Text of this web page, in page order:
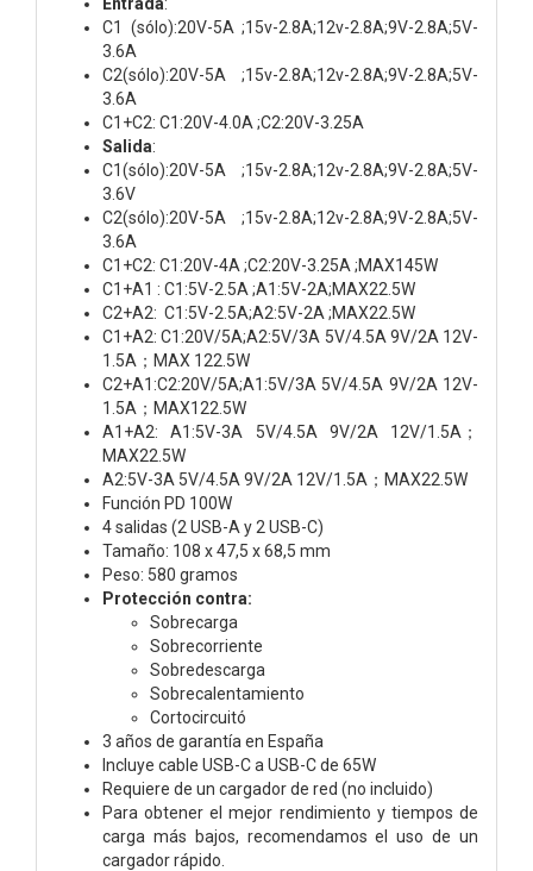
C1 (sólo):20V-5A ;15v-2.8A;12v-2.8A;9V-2.8A;5V-
3.6A
C2(sólo):20V-5A ;15v-2.8A;12v-2.8A;9V-2.8A;5V-
3.6A
C1+C2: C1:20V-4.0A ;C2:20V-3.25A
Salida:
C1(sólo):20V-5A ;15v-2.8A;12v-2.8A;9V-2.8A;5V-
3.6V
C2(sólo):20V-5A ;15v-2.8A;12v-2.8A;9V-2.8A;5V-
3.6A
C1+C2: C1:20V-4A ;C2:20V-3.25A ;MAX145W
C1+A1 : C1:5V-2.5A ;A1:5V-2A;MAX22.5W
C2+A2: C1:5V-2.5A;A2:5V-2A ;MAX22.5W
C1+A2: C1:20V/5A;A2:5V/3A 5V/4.5A 9V/2A 12V-
1.5A；MAX 122.5W
C2+A1:C2:20V/5A;A1:5V/3A 5V/4.5A 9V/2A 12V-
1.5A；MAX122.5W
A1+A2: A1:5V-3A 5V/4.5A 9V/2A 12V/1.5A；
MAX22.5W
A2:5V-3A 5V/4.5A 9V/2A 12V/1.5A；MAX22.5W
Función PD 100W
4 salidas (2 USB-A y 2 USB-C)
Tamaño: 108 x 47,5 x 68,5 mm
Peso: 580 gramos
Protección contra:
Sobrecarga
Sobrecorriente
Sobredescarga
Sobrecalentamiento
Cortocircuitó
3 años de garantía en España
Incluye cable USB-C a USB-C de 65W
Requiere de un cargador de red (no incluido)
Para obtener el mejor rendimiento y tiempos de
carga más bajos, recomendamos el uso de un
cargador rápido.